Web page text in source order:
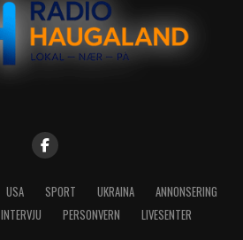
USA SPORT UKRAINA
ANNONSERING
INTERVJU PERSONVERN LIVESENTER